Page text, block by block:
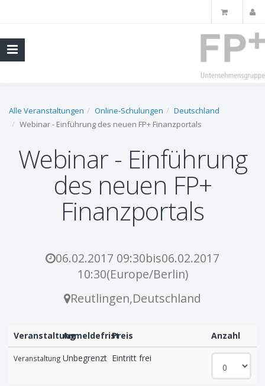
Alle Veranstaltungen Online-Schulungen
Deutschland
Webinar - Einführung des neuen FP+ Finanzportals
Webinar - Einführung
des neuen FP+
Finanzportals
06.02.2017 09:30bis06.02.2017
10:30(Europe/Berlin)
Reutlingen,Deutschland
VeranstaltungAnmeldefristPreis Anzahl
Veranstaltung Unbegrenzt Eintritt frei